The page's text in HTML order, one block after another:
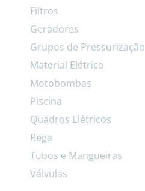
Filtros
Geradores
Grupos de Pressurização
Material Elétrico
Motobombas
Piscina
Quadros Elétricos
Rega
Tubos e Mangueiras
Válvulas